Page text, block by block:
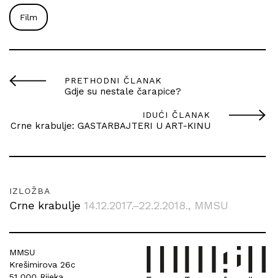
Film
PRETHODNI ČLANAK
Gdje su nestale čarapice?
IDUĆI ČLANAK
Crne krabulje: GASTARBAJTERI U ART-KINU
IZLOŽBA
Crne krabulje 14.12.2017.–22.2.2018., MMSU
MMSU
Krešimirova 26c